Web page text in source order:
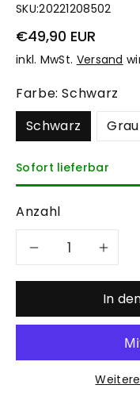
SKU:20221208502
€49,90 EUR
inkl. MwSt. Versand
Farbe:Schwarz
Schwarz
Grau
Sofort lieferbar
Anzahl
Verringere
Menge
für
die
für
In